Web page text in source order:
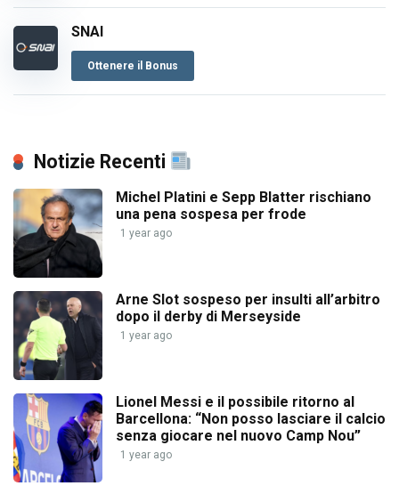
SNAI
Ottenere il Bonus
Notizie Recenti
Michel Platini e Sepp Blatter rischiano
una pena sospesa per frode
1 year ago
Arne Slot sospeso per insulti all’arbitro
dopo il derby di Merseyside
1 year ago
Lionel Messi e il possibile ritorno al
Barcellona: “Non posso lasciare il calcio
senza giocare nel nuovo Camp Nou”
1 year ago